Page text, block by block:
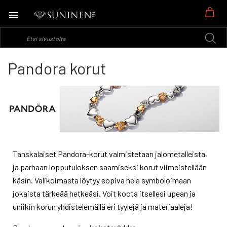
Pandora korut
Tanskalaiset Pandora-korut valmistetaan jalometalleista,
ja parhaan lopputuloksen saamiseksi korut viimeistellään
käsin. Valikoimasta löytyy sopiva hela symboloimaan
jokaista tärkeää hetkeäsi. Voit koota itsellesi upean ja
uniikin korun yhdistelemällä eri tyylejä ja materiaaleja!